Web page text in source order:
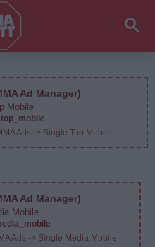
Ad Manager)
Mobile
Ads -> Single Top Mobile
Ad Manager)
Mobile
Ads -> Single Media Mobile